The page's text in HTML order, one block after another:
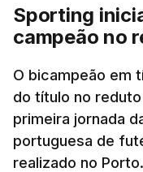
Sporting
campeão no
O bicampeão em
do título no
primeira jornada
portuguesa de
realizado no Porto.